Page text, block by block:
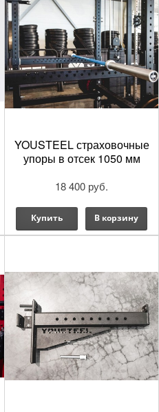
YOUSTEEL страховочные
упоры в отсек 1050 мм
18 400 руб.
Купить В корзину